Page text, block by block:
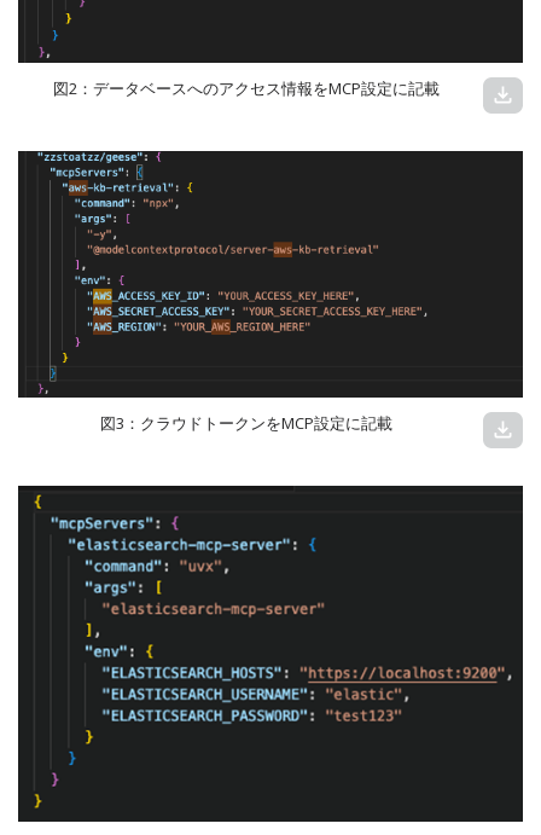
図2：データベースへのアクセス情報をMCP設定に記載 download
図3：クラウドトークンをMCP設定に記載 download